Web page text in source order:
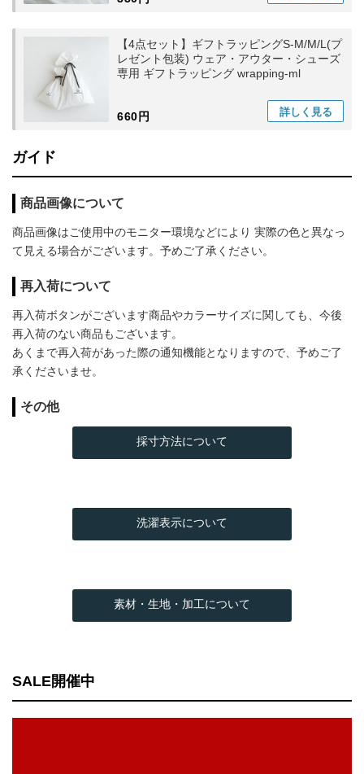
【4点セット】ギフトラッピングS-M/M/L(プ
レゼント包装) ウェア・アウター・シューズ
専用 ギフトラッピング wrapping-ml
660円 詳しく 見る
ガイド
商品画像について
商品画像はご使用中のモニター環境などにより 実際の色と異なっ
て見える場合がございます。予めご了承ください。
再入荷について
再入荷ボタンがございます商品やカラーサイズに関しても、今後
再入荷のない商品もございます。
あくまで再入荷があった際の通知機能となりますので、予めご了
承くださいませ。
その他
採寸方法について
洗濯表示について
素材・生地・加工について
SALE開催中